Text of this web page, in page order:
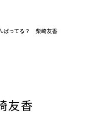
ばってる？ 柴崎友香
友香